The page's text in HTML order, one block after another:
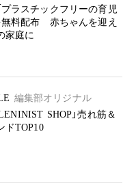
プラスチックフリーの育児
無料配布 赤ちゃんを迎え
家庭に
編集部オリジナル
SHOP」売れ筋＆
ドTOP10